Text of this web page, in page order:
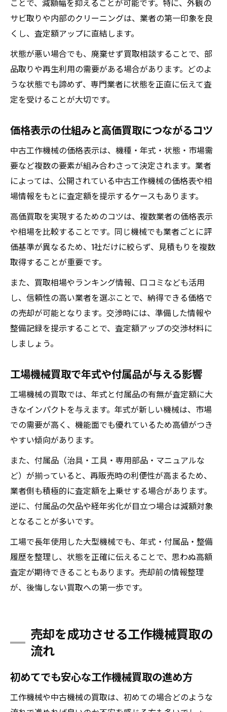
ことで、減額幅を抑えることが可能です。特に、外観の
サビ取りや内部のクリーニングは、業者の第一印象を良
くし、査定額アップに直結します。
状態が悪い場合でも、廃棄せず買取相談することで、部
品取りや再生利用の需要がある場合があります。どのよ
うな状態でも諦めず、専門業者に状態を正直に伝えて査
定を受けることが大切です。
価格表示の仕組みと高価買取につながるコツ
中古工作機械の価格表示は、機種・年式・状態・市場需
要など複数の要素が組み合わさって決定されます。業者
によっては、公開されている中古工作機械の価格表や相
場情報をもとに査定額を提示するケースもあります。
高価買取を実現するためのコツは、複数業者の価格表示
や相場を比較することです。同じ機械でも業者ごとに評
価基準が異なるため、1社だけに絞らず、見積もりを複数
取得することが重要です。
また、買取相場やランキング情報、口コミなども活用
し、信頼性の高い業者を選ぶことで、納得できる価格で
の売却が可能となります。交渉時には、準備した情報や
整備記録を提示することで、査定額アップの交渉材料に
しましょう。
工場機械買取で年式や付属品が与える影響
工場機械の買取では、年式と付属品の有無が査定額に大
きなインパクトを与えます。年式が新しい機械は、市場
での需要が高く、機能面でも優れているため高値がつき
やすい傾向があります。
また、付属品（治具・工具・専用部品・マニュアルな
ど）が揃っていると、再販売時の利便性が高まるため、
業者側も積極的に査定額を上乗せする場合があります。
逆に、付属品の欠品や経年劣化が目立つ場合は減額対象
となることが多いです。
工場で長年使用した大型機械でも、年式・付属品・整備
履歴を整理し、状態を正確に伝えることで、思わぬ高額
査定が期待できることもあります。売却前の情報整理
が、後悔しない買取への第一歩です。
売却を成功させる工作機械買取の
流れ
初めてでも安心な工作機械買取の進め方
工作機械や中古機械の買取は、初めての場合どのような